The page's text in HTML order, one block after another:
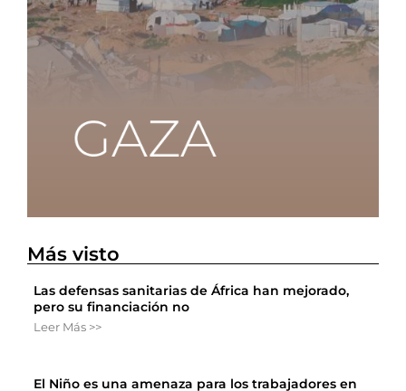
Más visto
Las defensas sanitarias de África han mejorado,
pero su financiación no
Leer Más >>
El Niño es una amenaza para los trabajadores en